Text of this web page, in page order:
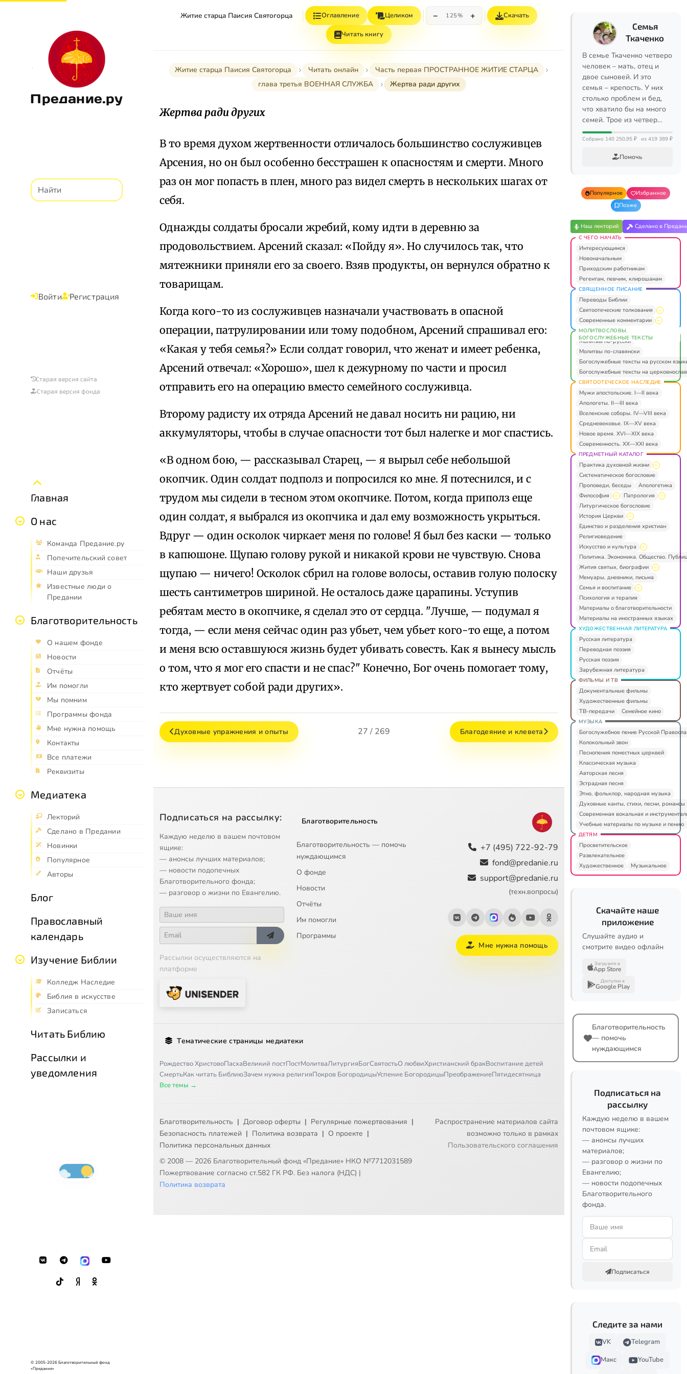
Предание.ру
Войти Регистрация
Старая версия сайта
Старая версия фонда
Главная
О нас
Команда Предание.ру
Попечительский совет
Наши друзья
Известные люди о
Предании
Благотворительность
О нашем фонде
Новости
Отчёты
Им помогли
Мы помним
Программы фонда
Мне нужна помощь
Контакты
Все платежи
Реквизиты
Медиатека
Лекторий
Сделано в Предании
Новинки
Популярное
Авторы
Блог
Православный
календарь
Изучение Библии
Колледж Наследие
Библия в искусстве
Записаться
Читать Библию
Рассылки и
уведомления
© 2005-2026 Благотворительный фонд
«Предание»
Житие старца Паисия Святогорца Оглавление Целиком − 125% + Скачать
Читать книгу
Житие старца Паисия Святогорца Читать онлайн
Часть первая ПРОСТРАННОЕ ЖИТИЕ СТАРЦА
глава третья ВОЕННАЯ СЛУЖБА
Жертва ради других
Жертва ради других
В то время духом жертвенности отличалось большинство сослуживцев
Арсения, но он был особенно бесстрашен к опасностям и смерти. Много
раз он мог попасть в плен, много раз видел смерть в нескольких шагах от
себя.
Однажды солдаты бросали жребий, кому идти в деревню за
продовольствием. Арсений сказал: «Пойду я». Но случилось так, что
мятежники приняли его за своего. Взяв продукты, он вернулся обратно к
товарищам.
Когда кого-то из сослуживцев назначали участвовать в опасной
операции, патрулировании или тому подобном, Арсений спрашивал его:
«Какая у тебя семья?» Если солдат говорил, что женат и имеет ребенка,
Арсений отвечал: «Хорошо», шел к дежурному по части и просил
отправить его на операцию вместо семейного сослуживца.
Второму радисту их отряда Арсений не давал носить ни рацию, ни
аккумуляторы, чтобы в случае опасности тот был налегке и мог спастись.
«В одном бою, — рассказывал Старец, — я вырыл себе небольшой
окопчик. Один солдат подполз и попросился ко мне. Я потеснился, и с
трудом мы сидели в тесном этом окопчике. Потом, когда приполз еще
один солдат, я выбрался из окопчика и дал ему возможность укрыться.
Вдруг — один осколок чиркает меня по голове! Я был без каски — только
в капюшоне. Щупаю голову рукой и никакой крови не чувствую. Снова
щупаю — ничего! Осколок сбрил на голове волосы, оставив голую полоску
шесть сантиметров шириной. Не осталось даже царапины. Уступив
ребятам место в окопчике, я сделал это от сердца. "Лучше, — подумал я
тогда, — если меня сейчас один раз убьет, чем убьет кого-то еще, а потом
и меня всю оставшуюся жизнь будет убивать совесть. Как я вынесу мысль
о том, что я мог его спасти и не спас?" Конечно, Бог очень помогает тому,
кто жертвует собой ради других».
Духовные упражнения и опыты 27 / 269 Благодеяние и клевета
Подписаться на рассылку:
Каждую неделю в вашем почтовом
ящике:
— анонсы лучших материалов;
— новости подопечных
Благотворительного фонда;
— разговор о жизни по Евангелию.
Рассылки осуществляются на
платформе
Благотворительность
Благотворительность — помочь
нуждающимся
О фонде
Новости
Отчёты
Им помогли
Программы
+7 (495) 722-92-79
fond@predanie.ru
support@predanie.ru
(техн.вопросы)
Мне нужна помощь
Тематические страницы медиатеки
Рождество ХристовоПасхаВеликий постПостМолитваЛитургияБогСвятостьО любвиХристианский бракВоспитание детей
СмертьКак читать БиблиюЗачем нужна религияПокров БогородицыУспение БогородицыПреображениеПятидесятница
Все темы →
Благотворительность | Договор оферты | Регулярные пожертвования |
Безопасность платежей | Политика возврата | О проекте |
Политика персональных данных
© 2008 — 2026 Благотворительный фонд «Предание» НКО №7712031589
Пожертвование согласно ст.582 ГК РФ. Без налога (НДС) |
Политика возврата
Распространение материалов сайта
возможно только в рамках
Пользовательского соглашения
Семья
Ткаченко
В семье Ткаченко четверо
человек – мать, отец и
двое сыновей. И это
семья – крепость. У них
столько проблем и бед,
что хватило бы на много
семей. Трое из четвер…
Собрано 140 250,95 ₽ из 419 389 ₽
Помочь
Популярное
Избранное
Позже
Наш лекторий Сделано в
С ЧЕГО НАЧАТЬ
Интересующимся
Новоначальным
Приходским работникам
Регентам, певчим, клирошанам
СВЯЩЕННОЕ ПИСАНИЕ
Переводы Библии
Святоотеческие толкования
Современные комментарии
МОЛИТВОСЛОВЫ.
БОГОСЛУЖЕБНЫЕ ТЕКСТЫ
Молитвы по-русски
Молитвы по-славянски
Богослужебные тексты на русском
Богослужебные тексты на
СВЯТООТЕЧЕСКОЕ НАСЛЕДИЕ
Мужи апостольские. I—II века
Апологеты. II—III века
Вселенские соборы. IV—VIII века
Средневековье. IX—XV века
Новое время. XVI—XIX века
Современность. XX—XXI века
ПРЕДМЕТНЫЙ КАТАЛОГ
Практика духовной жизни
Систематическое богословие
Проповеди, беседы
Апологетика
Философия
Патрология
Литургическое богословие
История Церкви
Единство и разделения христиан
Религиоведение
Искусство и культура
Политика. Экономика. Общество.
Жития святых, биографии
Мемуары, дневники, письма
Семья и воспитание
Психология и терапия
Материалы о благотворительности
Материалы на иностранных языках
ХУДОЖЕСТВЕННАЯ ЛИТЕРАТУРА
Русская литература
Переводная поэзия
Русская поэзия
Зарубежная литература
ФИЛЬМЫ И ТВ
Документальные фильмы
Художественные фильмы
ТВ-передачи
Семейное кино
МУЗЫКА
Богослужебное пение Русской
Колокольный звон
Песнопения поместных церквей
Классическая музыка
Авторская песня
Эстрадная песня
Этно, фольклор, народная музыка
Духовные канты, стихи, песни, романсы
Современная вокальная и
Учебные материалы по музыке и пению
ДЕТЯМ
Просветительское
Развлекательное
Художественное
Музыкальное
Скачайте наше
приложение
Слушайте аудио и
смотрите видео офлайн
Загрузите в
App Store
Доступно в
Google Play
Благотворительность
— помочь
нуждающимся
Подписаться на
рассылку
Каждую неделю в вашем
почтовом ящике:
— анонсы лучших
материалов;
— разговор о жизни по
Евангелию;
— новости подопечных
Благотворительного
фонда.
Подписаться
Следите за нами
VK
Telegram
Макс
YouTube